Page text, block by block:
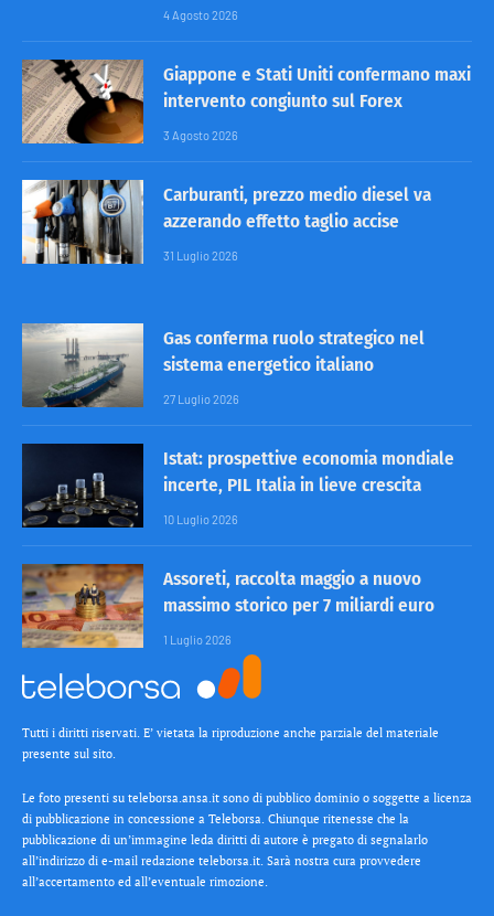
4 Agosto 2026
Giappone e Stati Uniti confermano maxi
intervento congiunto sul Forex
3 Agosto 2026
Carburanti, prezzo medio diesel va
azzerando effetto taglio accise
31 Luglio 2026
Gas conferma ruolo strategico nel
sistema energetico italiano
27 Luglio 2026
Istat: prospettive economia mondiale
incerte, PIL Italia in lieve crescita
10 Luglio 2026
Assoreti, raccolta maggio a nuovo
massimo storico per 7 miliardi euro
1 Luglio 2026
Tutti i diritti riservati. E’ vietata la riproduzione anche parziale del materiale
presente sul sito.
Le foto presenti su teleborsa.ansa.it sono di pubblico dominio o soggette a licenza
di pubblicazione in concessione a Teleborsa. Chiunque ritenesse che la
pubblicazione di un’immagine leda diritti di autore è pregato di segnalarlo
all’indirizzo di e-mail redazione teleborsa.it. Sarà nostra cura provvedere
all’accertamento ed all’eventuale rimozione.